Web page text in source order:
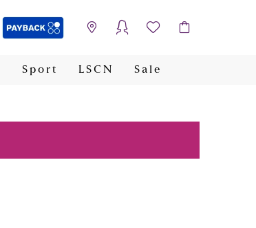
Sport LSCN Sale